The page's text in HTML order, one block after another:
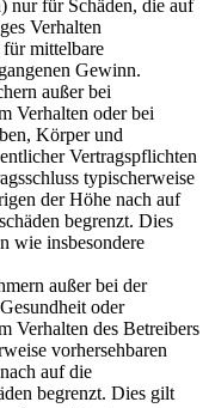
nur für Schäden, die auf
Verhalten
mittelbare
Gewinn.
außer bei
Verhalten oder bei
Körper und
Vertragspflichten
typischerweise
der Höhe nach auf
begrenzt. Dies
wie insbesondere
außer bei der
oder
Verhalten des Betreibers
vorhersehbaren
auf die
begrenzt. Dies gilt